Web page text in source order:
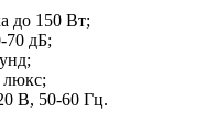
до 150 Вт;
70 дБ;
люкс;
В, 50-60 Гц.